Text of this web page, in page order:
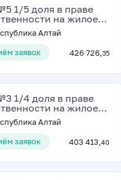
1/5 доля в праве
на жилое...
Алтай
заявок
426 726,35
1/4 доля в праве
на жилое...
Алтай
заявок
403 413,40